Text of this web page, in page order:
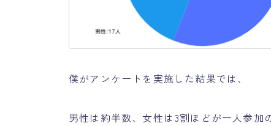
僕がアンケートを実施した結果では、
男性は約半数、女性は3割ほどが一人参加